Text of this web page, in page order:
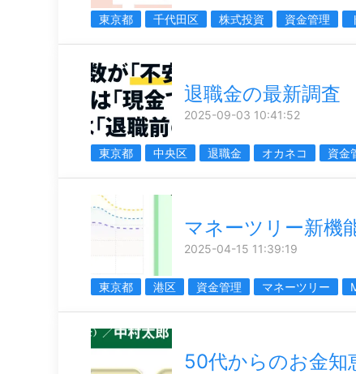
東京都 千代田区 株式投資 資金管理
退職金の最新調査
2025-09-03 10:41:52
東京都 中央区 退職金 オカネコ 資金
マネーツリー新機
2025-04-15 11:39:19
東京都 港区 資金管理 マネーツリー
50代からのお金知